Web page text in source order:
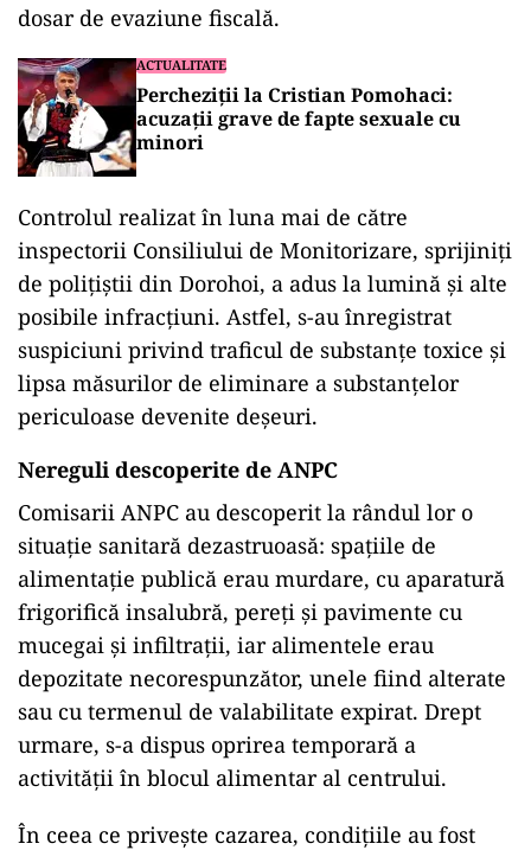
dosar de evaziune fiscală.
ACTUALITATE
Percheziții la Cristian Pomohaci:
acuzații grave de fapte sexuale cu
minori
Controlul realizat în luna mai de către
inspectorii Consiliului de Monitorizare, sprijiniți
de polițiștii din Dorohoi, a adus la lumină și alte
posibile infracțiuni. Astfel, s-au înregistrat
suspiciuni privind traficul de substanțe toxice și
lipsa măsurilor de eliminare a substanțelor
periculoase devenite deșeuri.
Nereguli descoperite de ANPC
Comisarii ANPC au descoperit la rândul lor o
situație sanitară dezastruoasă: spațiile de
alimentație publică erau murdare, cu aparatură
frigorifică insalubră, pereți și pavimente cu
mucegai și infiltrații, iar alimentele erau
depozitate necorespunzător, unele fiind alterate
sau cu termenul de valabilitate expirat. Drept
urmare, s-a dispus oprirea temporară a
activității în blocul alimentar al centrului.
În ceea ce privește cazarea, condițiile au fost